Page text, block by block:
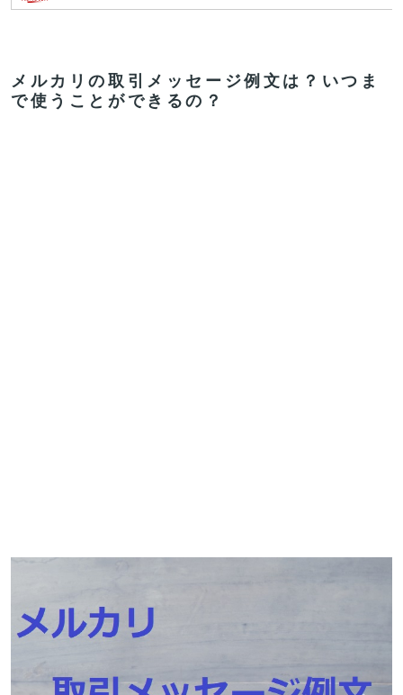
メルカリの取引メッセージ例文は？いつま
で使うことができるの？